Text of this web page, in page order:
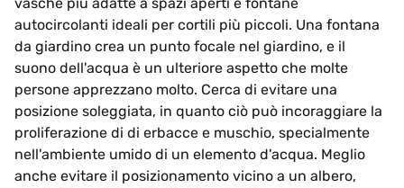
autocircolanti ideali per cortili più piccoli. Una fontana
da giardino crea un punto focale nel giardino, e il
suono dell'acqua è un ulteriore aspetto che molte
persone apprezzano molto. Cerca di evitare una
posizione soleggiata, in quanto ciò può incoraggiare la
proliferazione di di erbacce e muschio, specialmente
nell'ambiente umido di un elemento d'acqua. Meglio
anche evitare il posizionamento vicino a un albero,